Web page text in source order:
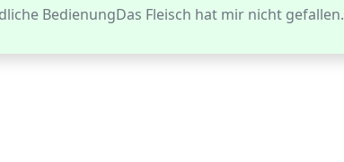
BedienungDas Fleisch hat mir nicht gefallen.